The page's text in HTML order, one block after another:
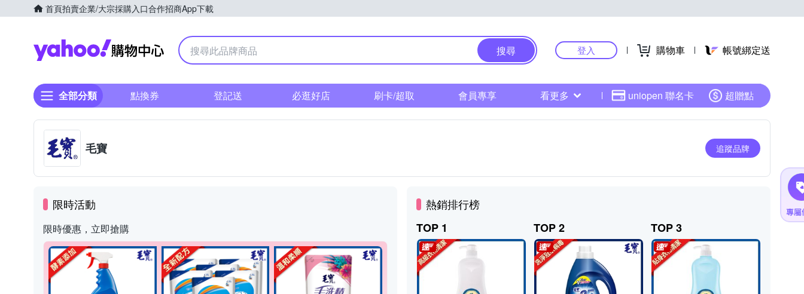
首頁拍賣企業/大宗採購入口合作招商App下載
Yahoo購物中心
搜尋 登入 購物車 帳號綁定送
全部分類 點換券 登記送 必逛好店 刷卡/超取 會員專享 看更多 uniopen 聯名卡 超贈點
毛寶 追蹤品牌
限時活動
限時優惠，立即搶購
熱銷排行榜
TOP 1
TOP 2 TOP 3